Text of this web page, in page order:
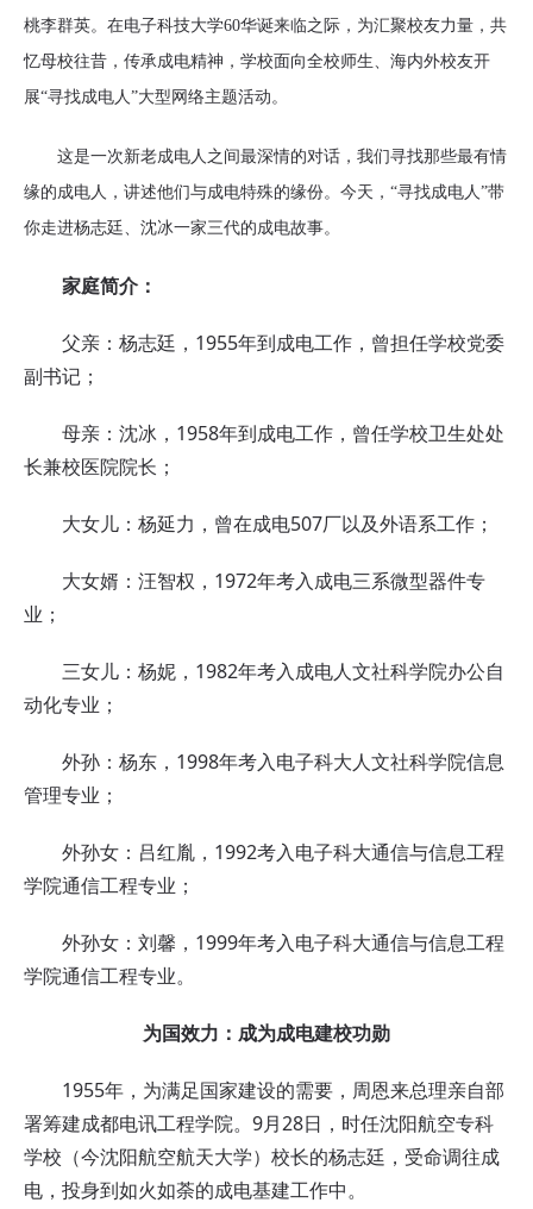
桃李群英。在电子科技大学60华诞来临之际，为汇聚校友力量，共
忆母校往昔，传承成电精神，学校面向全校师生、海内外校友开
展“寻找成电人”大型网络主题活动。
这是一次新老成电人之间最深情的对话，我们寻找那些最有情
缘的成电人，讲述他们与成电特殊的缘份。今天，“寻找成电人”带
你走进杨志廷、沈冰一家三代的成电故事。
家庭简介：
父亲：杨志廷，1955年到成电工作，曾担任学校党委
副书记；
母亲：沈冰，1958年到成电工作，曾任学校卫生处处
长兼校医院院长；
大女儿：杨延力，曾在成电507厂以及外语系工作；
大女婿：汪智权，1972年考入成电三系微型器件专
业；
三女儿：杨妮，1982年考入成电人文社科学院办公自
动化专业；
外孙：杨东，1998年考入电子科大人文社科学院信息
管理专业；
外孙女：吕红胤，1992考入电子科大通信与信息工程
学院通信工程专业；
外孙女：刘馨，1999年考入电子科大通信与信息工程
学院通信工程专业。
为国效力：成为成电建校功勋
1955年，为满足国家建设的需要，周恩来总理亲自部
署筹建成都电讯工程学院。9月28日，时任沈阳航空专科
学校（今沈阳航空航天大学）校长的杨志廷，受命调往成
电，投身到如火如荼的成电基建工作中。